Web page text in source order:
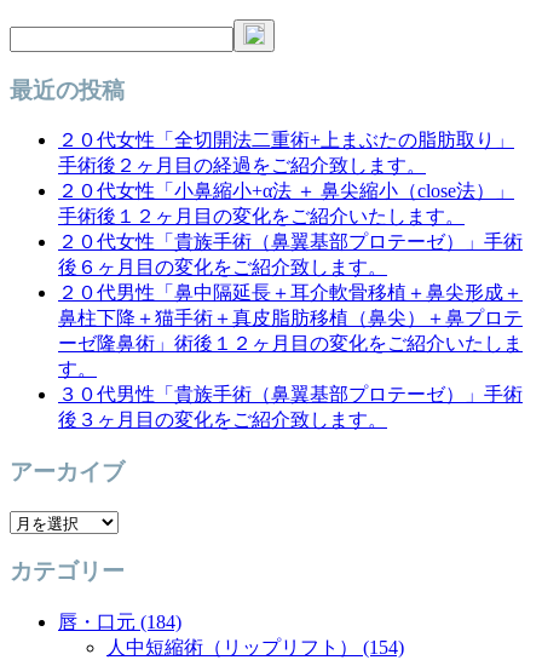
ョ
ン
最近の投稿
２０代女性「全切開法二重術+上まぶたの脂肪取り」
手術後２ヶ月目の経過をご紹介致します。
２０代女性「小鼻縮小+α法 ＋ 鼻尖縮小（close法）」
手術後１２ヶ月目の変化をご紹介いたします。
２０代女性「貴族手術（鼻翼基部プロテーゼ）」手術
後６ヶ月目の変化をご紹介致します。
２０代男性「鼻中隔延長＋耳介軟骨移植＋鼻尖形成＋
鼻柱下降＋猫手術＋真皮脂肪移植（鼻尖）＋鼻プロテ
ーゼ隆鼻術」術後１２ヶ月目の変化をご紹介いたしま
す。
３０代男性「貴族手術（鼻翼基部プロテーゼ）」手術
後３ヶ月目の変化をご紹介致します。
アーカイブ
ア
カ
カテゴリー
唇・口元 (184)
人中短縮術（リップリフト） (154)